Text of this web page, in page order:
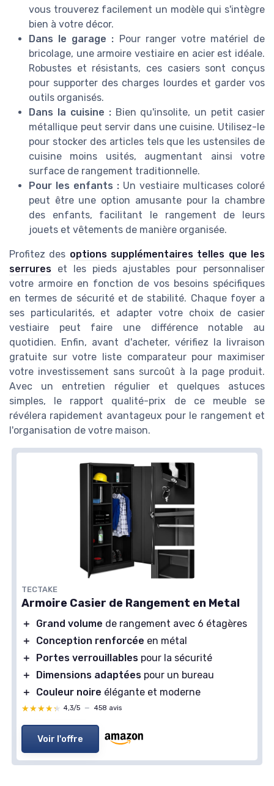
vous trouverez facilement un modèle qui s'intègre
bien à votre décor.
Dans le garage : Pour ranger votre matériel de
bricolage, une armoire vestiaire en acier est idéale.
Robustes et résistants, ces casiers sont conçus
pour supporter des charges lourdes et garder vos
outils organisés.
Dans la cuisine :Bien qu'insolite, un petit casier
métallique peut servir dans une cuisine. Utilisez-le
pour stocker des articles tels que les ustensiles de
cuisine moins usités, augmentant ainsi votre
surface de rangement traditionnelle.
Pour les enfants : Un vestiaire multicases coloré
peut être une option amusante pour la chambre
des enfants, facilitant le rangement de leurs
jouets et vêtements de manière organisée.
Profitez des options supplémentaires telles que les
serrures et les pieds ajustables pour personnaliser
votre armoire en fonction de vos besoins spécifiques
en termes de sécurité et de stabilité. Chaque foyer a
ses particularités, et adapter votre choix de casier
vestiaire peut faire une différence notable au
quotidien. Enfin, avant d'acheter, vérifiez la livraison
gratuite sur votre liste comparateur pour maximiser
votre investissement sans surcoût à la page produit.
Avec un entretien régulier et quelques astuces
simples, le rapport qualité-prix de ce meuble se
révélera rapidement avantageux pour le rangement et
l'organisation de votre maison.
TECTAKE
Armoire Casier de Rangement en Metal
＋ Grand volume de rangement avec 6 étagères
＋
Conception renforcée en métal
＋
Portes verrouillables pour la sécurité
＋
Dimensions adaptées pour un bureau
＋
Couleur noire élégante et moderne
★★★★★
★★★★★ 4,3/5 — 458 avis
Voir l'offre